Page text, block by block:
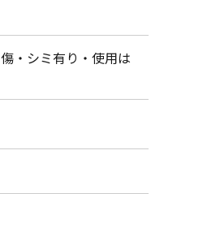
・シミ有り・使用は